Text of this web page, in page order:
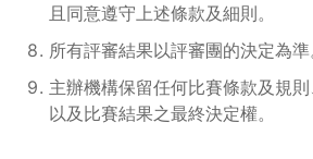
且同意遵守上述條款及細則。
所有評審結果以評審團的決定為準
主辦機構保留任何比賽條款及規則
以及比賽結果之最終決定權。